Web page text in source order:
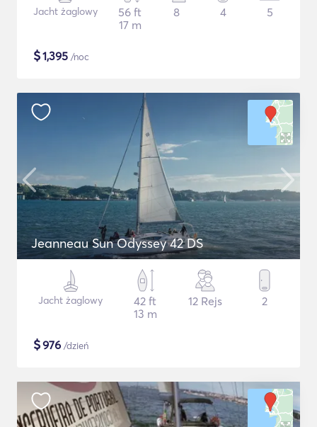
Jacht żaglowy
56 ft
17 m
8 4 5
$1,395 /noc
Jeanneau Sun Odyssey 42 DS
Jacht żaglowy
42 ft
13 m
12 Rejs 2
$976 /dzień